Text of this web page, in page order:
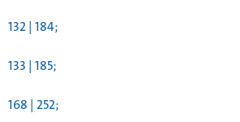
132 | 184;
133 | 185;
168 | 252;